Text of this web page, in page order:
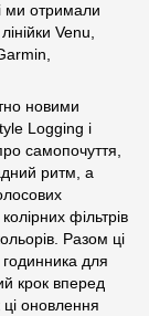
ми отримали
Venu,
новими
Logging і
самопочуття,
ритм, а
фільтрів
Разом ці
для
крок вперед
ці оновлення